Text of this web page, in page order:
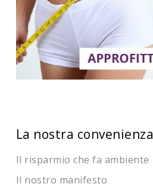
La nostra convenienza
Il risparmio che fa ambiente
Il nostro manifesto